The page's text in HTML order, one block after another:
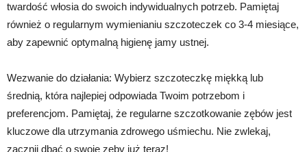
twardość włosia do swoich indywidualnych potrzeb. Pamiętaj
również o regularnym wymienianiu szczoteczek co 3-4 miesiące,
aby zapewnić optymalną higienę jamy ustnej.
Wezwanie do działania: Wybierz szczoteczkę miękką lub
średnią, która najlepiej odpowiada Twoim potrzebom i
preferencjom. Pamiętaj, że regularne szczotkowanie zębów jest
kluczowe dla utrzymania zdrowego uśmiechu. Nie zwlekaj,
zacznij dbać o swoje zęby już teraz!